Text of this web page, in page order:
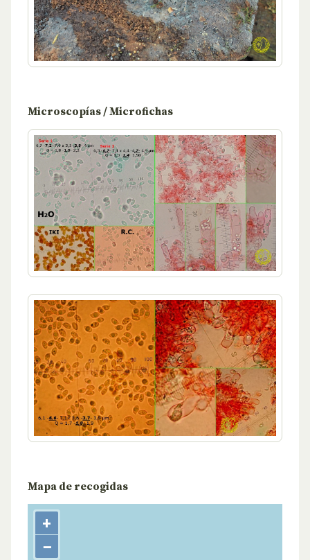
Microscopías / Microfichas
Mapa de recogidas
+
−